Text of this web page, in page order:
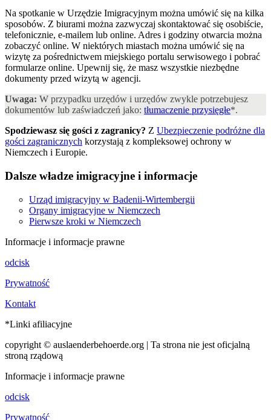
Na spotkanie w Urzędzie Imigracyjnym można umówić się na kilka
sposobów. Z biurami można zazwyczaj skontaktować się osobiście,
telefonicznie, e-mailem lub online. Adres i godziny otwarcia można
zobaczyć online. W niektórych miastach można umówić się na
wizytę za pośrednictwem miejskiego portalu serwisowego i pobrać
formularze online. Upewnij się, że masz wszystkie niezbędne
dokumenty przed wizytą w agencji.
Uwaga: W przypadku urzędów i urzędów zwykle potrzebujesz
dokumentów lub zaświadczeń jako: tłumaczenie przysięgłe*.
Spodziewasz się gości z zagranicy? Z Ubezpieczenie podróżne dla
gości zagranicznych korzystają z kompleksowej ochrony w
Niemczech i Europie.
Dalsze władze imigracyjne i informacje
Urząd imigracyjny w Badenii-Wirtembergii
Organy imigracyjne w Niemczech
Pierwsze kroki w Niemczech
Informacje i informacje prawne
odcisk
Prywatność
Kontakt
*Linki afiliacyjne
copyright © auslaenderbehoerde.org | Ta strona nie jest oficjalną
stroną rządową
Informacje i informacje prawne
odcisk
Prywatność